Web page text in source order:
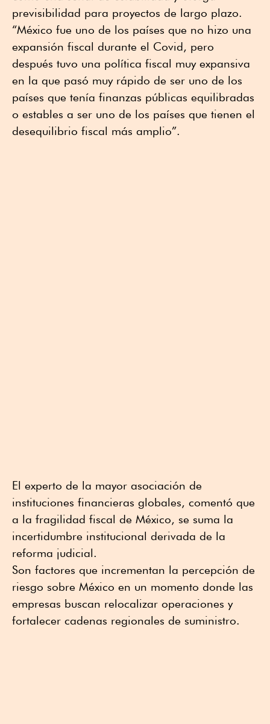
previsibilidad para proyectos de largo plazo.
“México fue uno de los países que no hizo una
expansión fiscal durante el Covid, pero
después tuvo una política fiscal muy expansiva
en la que pasó muy rápido de ser uno de los
países que tenía finanzas públicas equilibradas
o estables a ser uno de los países que tienen el
desequilibrio fiscal más amplio”.
El experto de la mayor asociación de
instituciones financieras globales, comentó que
a la fragilidad fiscal de México, se suma la
incertidumbre institucional derivada de la
reforma judicial.
Son factores que incrementan la percepción de
riesgo sobre México en un momento donde las
empresas buscan relocalizar operaciones y
fortalecer cadenas regionales de suministro.